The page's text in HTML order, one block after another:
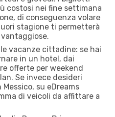
costosi nei fine settimana
di conseguenza volare
stagione ti permetterà
vacanze cittadine: se hai
in un hotel, dai
offerte per weekend
Se invece desideri
su eDreams
di veicoli da affittare a